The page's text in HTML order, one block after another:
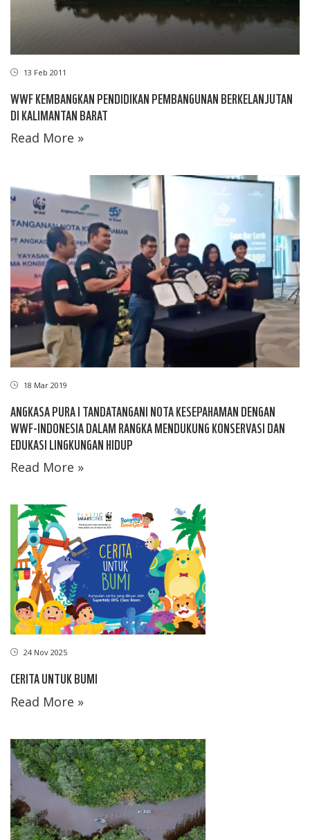
13 Feb 2011
WWF KEMBANGKAN PENDIDIKAN PEMBANGUNAN BERKELANJUTAN
DI KALIMANTAN BARAT
Read More »
18 Mar 2019
ANGKASA PURA I TANDATANGANI NOTA KESEPAHAMAN DENGAN
WWF-INDONESIA DALAM RANGKA MENDUKUNG KONSERVASI DAN
EDUKASI LINGKUNGAN HIDUP
Read More »
24 Nov 2025
CERITA UNTUK BUMI
Read More »